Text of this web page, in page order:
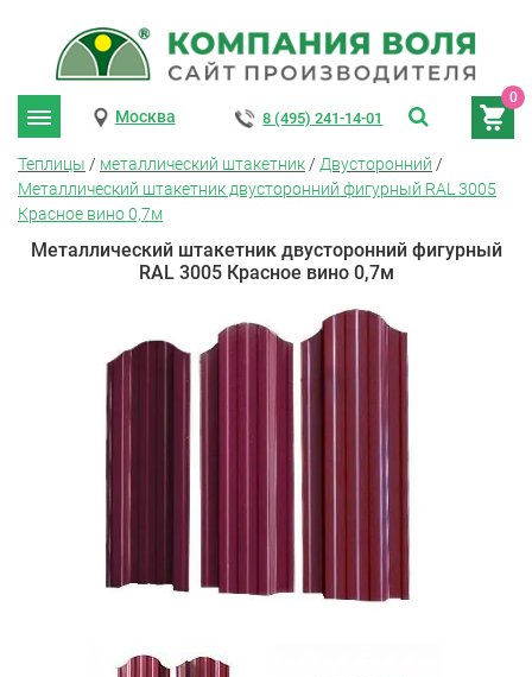
0
Москва 8 (495) 241-14-01
Теплицы / металлический штакетник / Двусторонний /
Металлический штакетник двусторонний фигурный RAL 3005
Красное вино 0,7м
Металлический штакетник двусторонний фигурный
RAL 3005 Красное вино 0,7м